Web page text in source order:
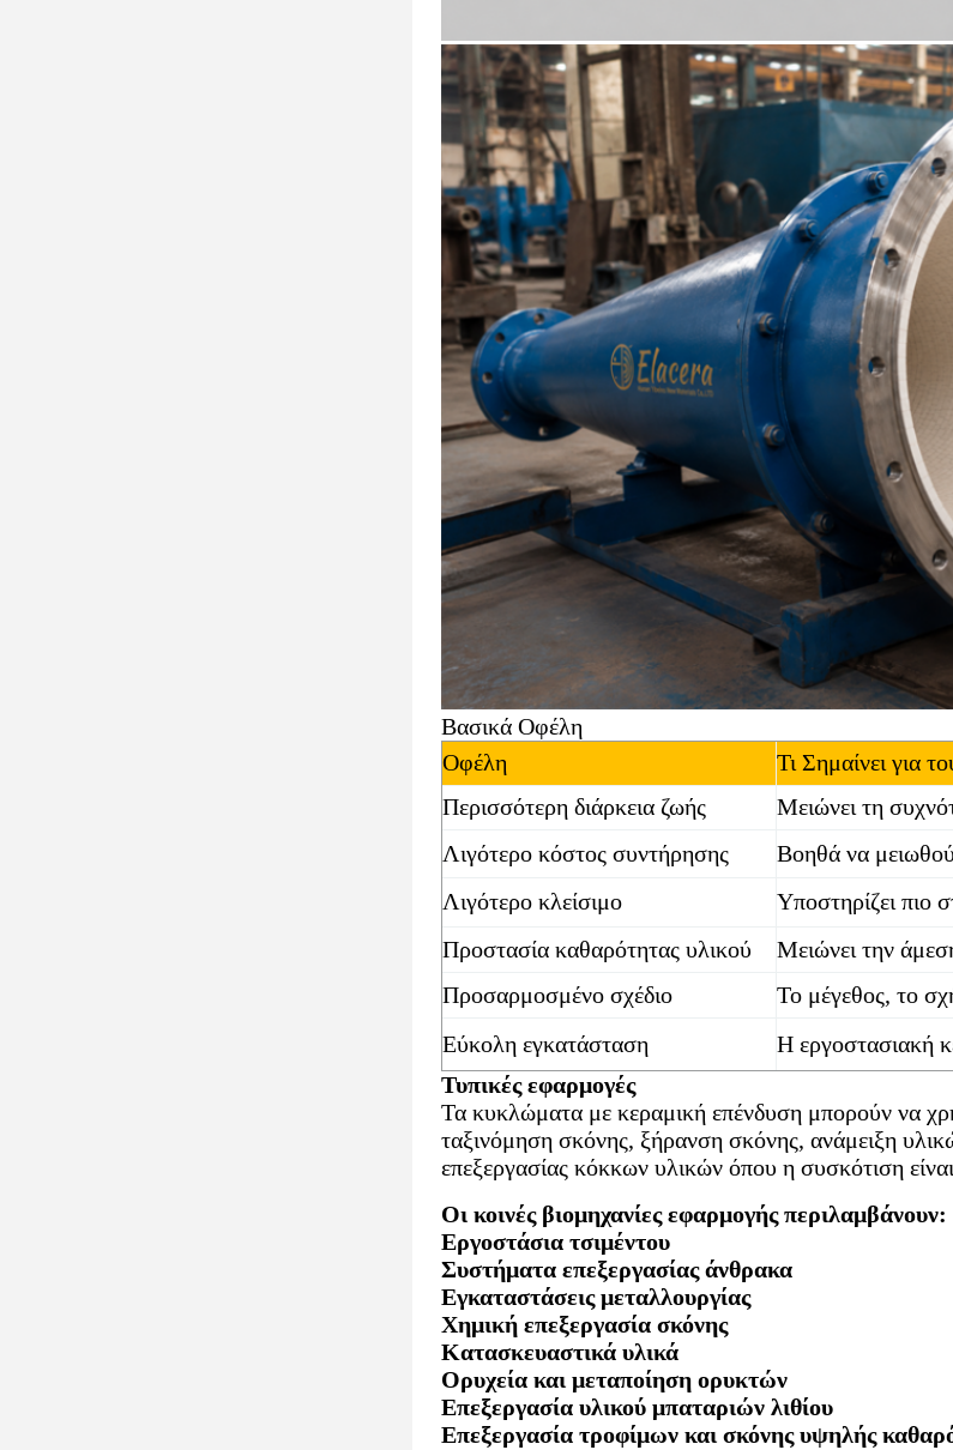
Βασικά Οφέλη
Οφέλη
Τι Σημαίνει για
Περισσότερη διάρκεια ζωής
Μειώνει τη
Λιγότερο κόστος συντήρησης
Βοηθά να
Λιγότερο κλείσιμο
Υποστηρίζει πιο
Προστασία καθαρότητας υλικού
Μειώνει την
Προσαρμοσμένο σχέδιο
Το μέγεθος, το
Εύκολη εγκατάσταση
Η εργοστασιακή
Τυπικές εφαρμογές
Τα κυκλώματα με κεραμική επένδυση μπορούν να
ταξινόμηση σκόνης, ξήρανση σκόνης, ανάμειξη
επεξεργασίας κόκκων υλικών όπου η συσκότιση
Οι κοινές βιομηχανίες εφαρμογής περιλαμβάνουν:
Εργοστάσια τσιμέντου
Συστήματα επεξεργασίας άνθρακα
Εγκαταστάσεις μεταλλουργίας
Χημική επεξεργασία σκόνης
Κατασκευαστικά υλικά
Ορυχεία και μεταποίηση ορυκτών
Επεξεργασία υλικού μπαταριών λιθίου
Επεξεργασία τροφίμων και σκόνης υψηλής